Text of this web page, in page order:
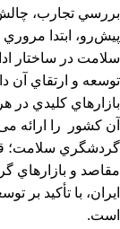
بررسي تجارب،
پيش‌رو، ابتدا
سلامت در ساختار
توسعه و ارتقاي آن
بازارهاي كليدي
آن كشور را ارائه
گردشگري سلامت؛
مقاصد و بازارهاي
ايران، با تأكيد
است.